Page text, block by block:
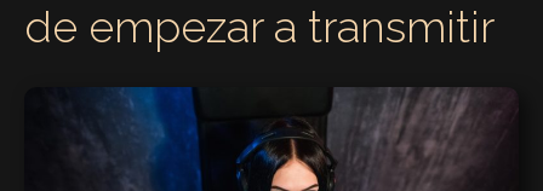
de empezar a transmitir